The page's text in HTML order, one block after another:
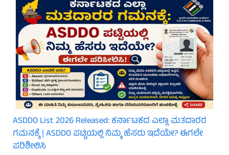
ASDDO List 2026 Released: ಕರ್ನಾಟಕದ ಎಲ್ಲಾ ಮತದಾರರ
ಗಮನಕ್ಕೆ | ASDDO ಪಟ್ಟಿಯಲ್ಲಿ ನಿಮ್ಮ ಹೆಸರು ಇದೆಯೇ? ಈಗಲೇ
ಪರಿಶೀಲಿಸಿ